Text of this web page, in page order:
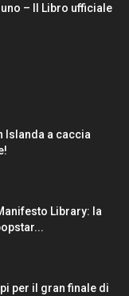
– Il Libro ufficiale
Islanda a caccia
Library: la
per il gran finale di